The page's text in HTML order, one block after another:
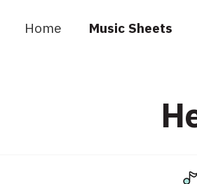
Home Music Sheets